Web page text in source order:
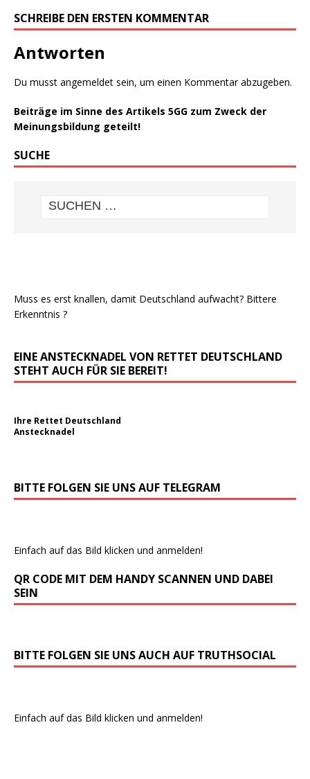
SCHREIBE DEN ERSTEN KOMMENTAR
Antworten
Du musst angemeldet sein, um einen Kommentar abzugeben.
Beiträge im Sinne des Artikels 5GG zum Zweck der
Meinungsbildung geteilt!
SUCHE
Muss es erst knallen, damit Deutschland aufwacht? Bittere
Erkenntnis ?
EINE ANSTECKNADEL VON RETTET DEUTSCHLAND
STEHT AUCH FÜR SIE BEREIT!
Ihre Rettet Deutschland
Anstecknadel
BITTE FOLGEN SIE UNS AUF TELEGRAM
Einfach auf das Bild klicken und anmelden!
QR CODE MIT DEM HANDY SCANNEN UND DABEI
SEIN
BITTE FOLGEN SIE UNS AUCH AUF TRUTHSOCIAL
Einfach auf das Bild klicken und anmelden!